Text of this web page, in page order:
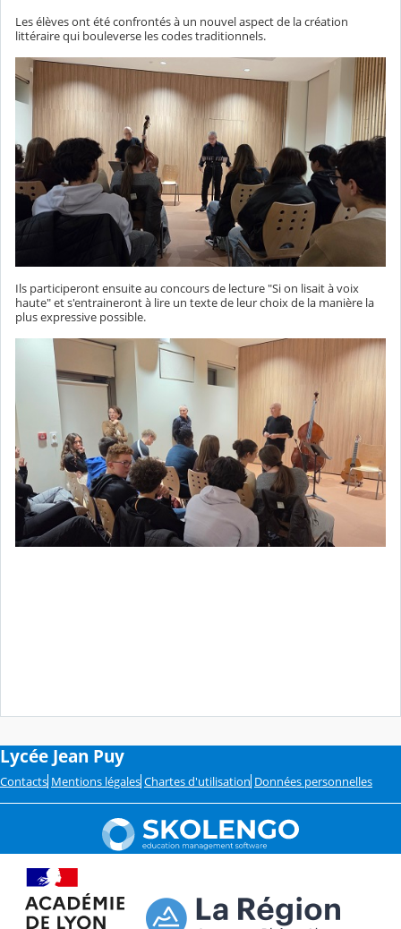
Les élèves ont été confrontés à un nouvel aspect de la création
littéraire qui bouleverse les codes traditionnels.
Ils participeront ensuite au concours de lecture "Si on lisait à voix
haute" et s'entraineront à lire un texte de leur choix de la manière la
plus expressive possible.
Lycée Jean Puy
Contacts Mentions légales Chartes d'utilisation Données personnelles